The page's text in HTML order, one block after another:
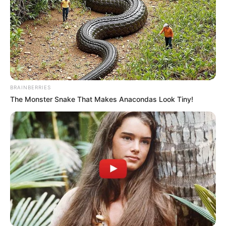
Το συγκεκριμένο σημείο στις Καμάρες έρχεται
για άλλη μια φορά στο προσκήνιο, καθώς δεν
είναι η πρώτη φορά που γίνεται μάρτυρας
παρόμοιων περιστατικών.
Ο δρόμος αυτός έχει χαρακτηριστεί
επανειλημμένα ως σημείο υψηλής
επικινδυνότητας, με τους πολίτες να ζητούν
μεγαλύτερη προσοχή από τους οδηγούς αλλά
και παρεμβάσεις για την οδική ασφάλεια.
Ήταν πριν αρκετούς μήνες, τον Αύγουστο του
2025 όταν συνέβη ένα τροχαίο ατύχημα με
τραυματισμόστο ίδιο σημείο.
Το περιστατικό συνέβη όταν μια γυναίκα, η
BRAINBERRIES
The Monster Snake That Makes Anacondas Look Tiny!